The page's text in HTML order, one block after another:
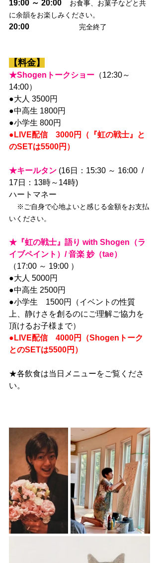
19:00 ～ 20:00 お食事、お菓子などと共
に余韻をお楽しみください。
20:00 完全終了
【料金】
★Shogenトークショー （12:30～
14:00）
●大人 3500円
●中高生 1800円
●小学生 800円
●LIVE配信　3000円（『虹の戦士』と
のSETは5500円）
★キールタン (16日：15:30 ～ 16:00  /
17日：13時～14時)
ハートマネー
※ご自身で心地よいと感じる金額をお支払
いください。
★『虹の戦士』語り with Shogen（ラ
イブペイント）/ 音楽 妙（tae）
（17:00 ～ 19:00 ）
●大人 5000円
●中高生 2500円
●小学生　1500円（イベントの性質
上、静けさを創るのにご理解ご協力を
頂けるお子様まで）
●LIVE配信　4000円（Shogenトーク
とのSETは5500円）
★各飲食は当日メニューをご覧くださ
い。